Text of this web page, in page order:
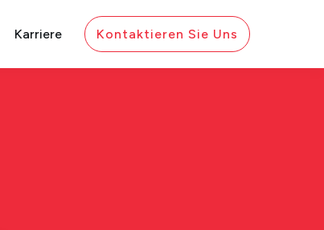
Karriere Kontaktieren Sie Uns